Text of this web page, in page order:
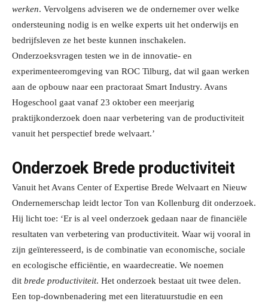
werken. Vervolgens adviseren we de ondernemer over welke
ondersteuning nodig is en welke experts uit het onderwijs en
bedrijfsleven ze het beste kunnen inschakelen.
Onderzoeksvragen testen we in de innovatie- en
experimenteeromgeving van ROC Tilburg, dat wil gaan werken
aan de opbouw naar een practoraat Smart Industry. Avans
Hogeschool gaat vanaf 23 oktober een meerjarig
praktijkonderzoek doen naar verbetering van de productiviteit
vanuit het perspectief brede welvaart.’
Onderzoek Brede productiviteit
Vanuit het Avans Center of Expertise Brede Welvaart en Nieuw
Ondernemerschap leidt lector Ton van Kollenburg dit onderzoek.
Hij licht toe: ‘Er is al veel onderzoek gedaan naar de financiële
resultaten van verbetering van productiviteit. Waar wij vooral in
zijn geïnteresseerd, is de combinatie van economische, sociale
en ecologische efficiëntie, en waardecreatie. We noemen
dit brede productiviteit. Het onderzoek bestaat uit twee delen.
Een top-downbenadering met een literatuurstudie en een